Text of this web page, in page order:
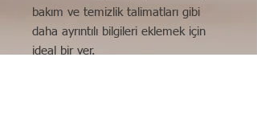
bakım ve temizlik talimatları gibi
daha ayrıntılı bilgileri eklemek için
ideal bir yer.